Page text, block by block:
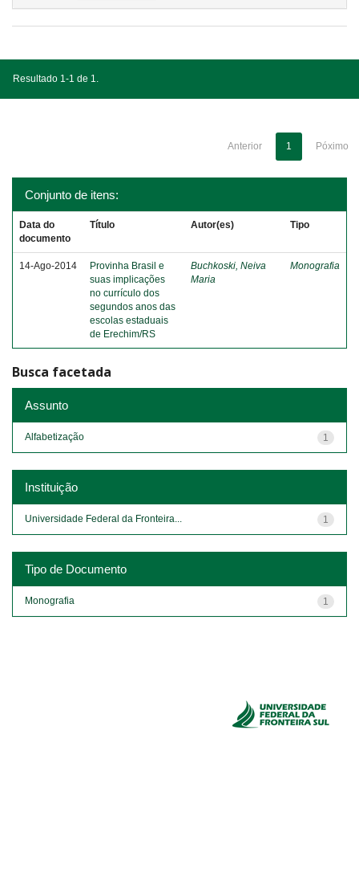
Resultado 1-1 de 1.
Anterior 1 Póximo
Conjunto de itens:
Data do
documento
Título Autor(es) Tipo
14-Ago-2014
Provinha Brasil e
suas implicações
no currículo dos
segundos anos das
escolas estaduais
de Erechim/RS
Buchkoski, Neiva
Maria
Monografia
Busca facetada
Assunto
1
Alfabetização
Instituição
1
Universidade Federal da Fronteira...
Tipo de Documento
1
Monografia